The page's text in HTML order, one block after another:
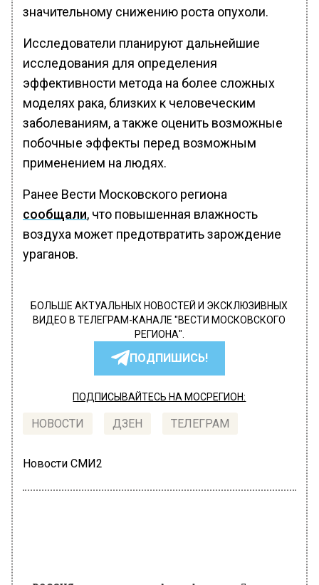
значительному снижению роста опухоли.
Исследователи планируют дальнейшие
исследования для определения
эффективности метода на более сложных
моделях рака, близких к человеческим
заболеваниям, а также оценить возможные
побочные эффекты перед возможным
применением на людях.
Ранее Вести Московского региона
сообщали, что повышенная влажность
воздуха может предотвратить зарождение
ураганов.
БОЛЬШЕ АКТУАЛЬНЫХ НОВОСТЕЙ И ЭКСКЛЮЗИВНЫХ
ВИДЕО В ТЕЛЕГРАМ-КАНАЛЕ "ВЕСТИ МОСКОВСКОГО
РЕГИОНА".
ПОДПИШИСЬ!
ПОДПИСЫВАЙТЕСЬ НА МОСРЕГИОН:
НОВОСТИ ДЗЕН ТЕЛЕГРАМ
Новости СМИ2